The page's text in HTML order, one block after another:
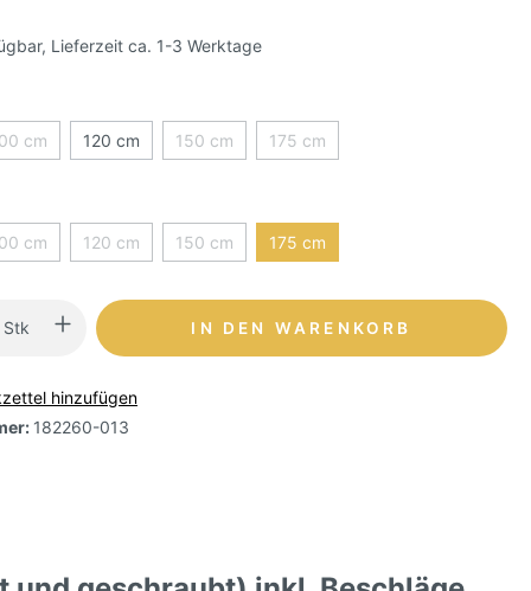
Lieferzeit ca. 1-3 Werktage
cm 120 cm 150 cm 175 cm
cm 120 cm 150 cm 175 cm
Stk IN DEN WARENKORB
hinzufügen
182260-013